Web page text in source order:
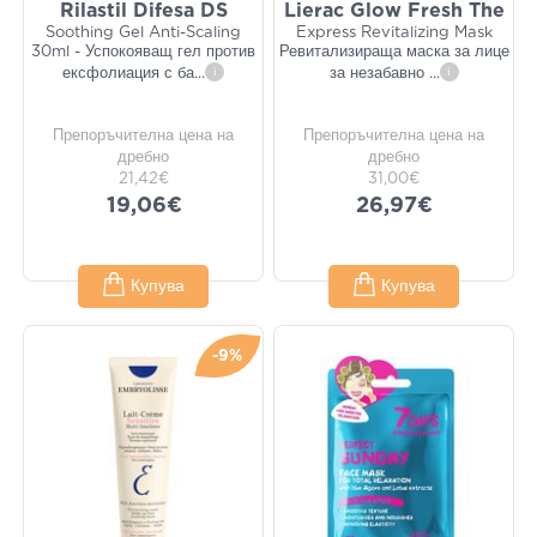
Rilastil Difesa DS
Soothing Gel Anti-Scaling
30ml - Успокояващ гел против
ексфолиация с ба... i
Препоръчителна цена на
дребно
21,42€
19,06€
Купува
Lierac Glow Fresh The
Express Revitalizing Mask
Ревитализираща маска за лице
за незабавно ... i
Препоръчителна цена на
дребно
31,00€
26,97€
Купува
-9%